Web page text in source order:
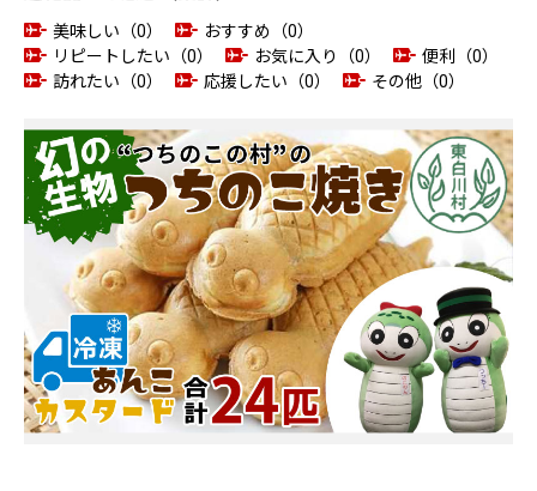
美味しい（0）
おすすめ（0）
リピートしたい（0）
お気に入り（0）
便利（0）
訪れたい（0）
応援したい（0） その他（0）